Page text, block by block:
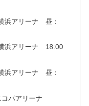
浜アリーナ 昼：
浜アリーナ 18:00
浜アリーナ 昼：
コパアリーナ